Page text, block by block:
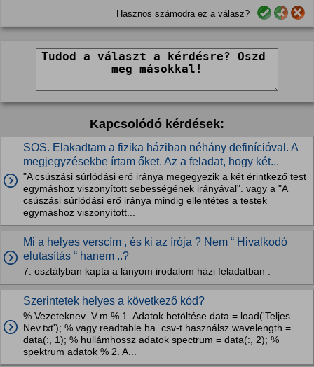
Hasznos számodra ez a válasz?
Kapcsolódó kérdések:
SOS. Elakadtam a fizika háziban néhány definícióval. A
megjegyzésekbe írtam őket. Az a feladat, hogy két...
"A csúszási súrlódási erő iránya megegyezik a két érintkező test
egymáshoz viszonyított sebességének irányával". vagy a "A
csúszási súrlódási erő iránya mindig ellentétes a testek
egymáshoz viszonyított...
Mi a helyes verscím , és ki az írója ? Nem “ Hivalkodó
elutasítás “ hanem ..?
7. osztályban kapta a lányom irodalom házi feladatban .
Szerintetek helyes a következő kód?
% Vezeteknev_V.m % 1. Adatok betöltése data = load('Teljes
Nev.txt'); % vagy readtable ha .csv-t használsz wavelength =
data(:, 1); % hullámhossz adatok spectrum = data(:, 2); %
spektrum adatok % 2. A...